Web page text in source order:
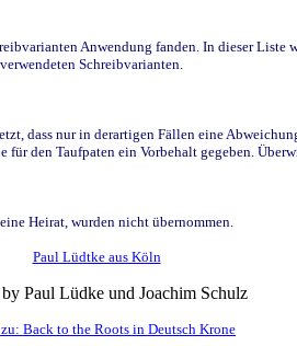
Anwendung fanden. In dieser Liste
Schreibvarianten.
dass nur in derartigen Fällen eine
den Taufpaten ein Vorbehalt gegeben.
Heirat, wurden nicht übernommen.
Paul Lüdtke aus Köln
Paul Lüdke und Joachim Schulz
Back to the Roots in Deutsch Krone